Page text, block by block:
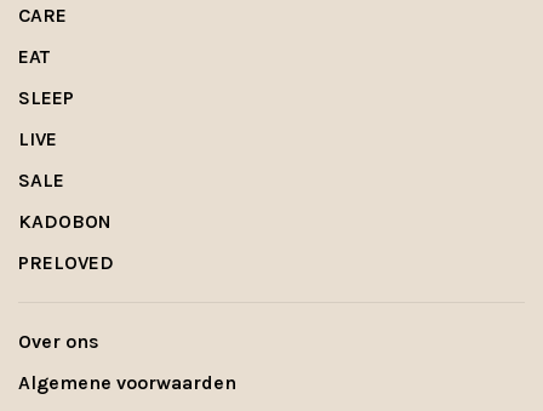
CARE
EAT
SLEEP
LIVE
SALE
KADOBON
PRELOVED
Over ons
Algemene voorwaarden